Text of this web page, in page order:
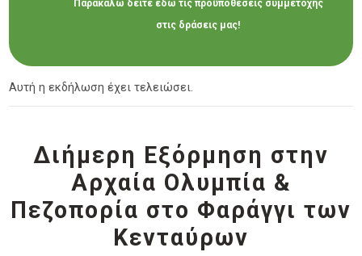
Παρακαλώ δείτε εδώ τις προϋποθέσεις συμμετοχής
στις δράσεις μας!
Αυτή η εκδήλωση έχει τελειώσει.
Διήμερη Εξόρμηση στην
Αρχαία Ολυμπία &
Πεζοπορία στο Φαράγγι των
Κενταύρων